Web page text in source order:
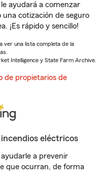
ayudará a comenzar
cotización de seguro
¡Es rápido y sencillo!
ver una lista completa de la
Intelligence y State Farm Archive.
de propietarios de
eléctricos
a prevenir
que ocurran, de forma